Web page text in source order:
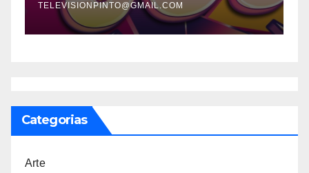
TELEVISIONPINTO@GMAIL.COM
Categorias
Arte